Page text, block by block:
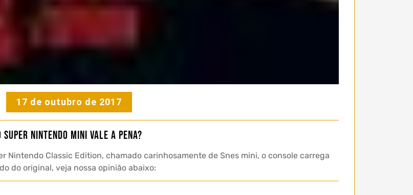
17 de outubro de 2017
Super Nintendo Mini vale a pena?
Nintendo Classic Edition, chamado carinhosamente de Snes mini, o console carrega
do original, veja nossa opinião abaixo: